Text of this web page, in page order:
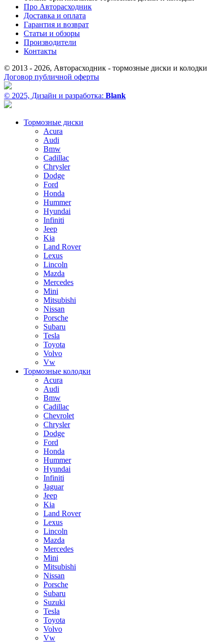
Про Авторасходник
Доставка и оплата
Гарантия и возврат
Статьи и обзоры
Производители
Контакты
© 2013 - 2026, Авторасходник - тормозные диски и колодки
Договор публичной оферты
© 2025, Дизайн и разработка: Blank
Тормозные диски
Acura
Audi
Bmw
Cadillac
Chrysler
Dodge
Ford
Honda
Hummer
Hyundai
Infiniti
Jeep
Kia
Land Rover
Lexus
Lincoln
Mazda
Mercedes
Mini
Mitsubishi
Nissan
Porsche
Subaru
Tesla
Toyota
Volvo
Vw
Тормозные колодки
Acura
Audi
Bmw
Cadillac
Chevrolet
Chrysler
Dodge
Ford
Honda
Hummer
Hyundai
Infiniti
Jaguar
Jeep
Kia
Land Rover
Lexus
Lincoln
Mazda
Mercedes
Mini
Mitsubishi
Nissan
Porsche
Subaru
Suzuki
Tesla
Toyota
Volvo
Vw